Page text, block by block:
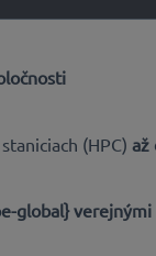
(HPC) až
global}